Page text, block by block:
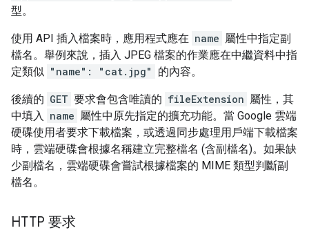
型。
使用 API 插入檔案時，應用程式應在 name 屬性中指定副
檔名。舉例來說，插入 JPEG 檔案的作業應在中繼資料中指
定類似 "name": "cat.jpg" 的內容。
後續的 GET 要求會包含唯讀的 fileExtension 屬性，其
中填入 name 屬性中原先指定的擴充功能。當 Google 雲端
硬碟使用者要求下載檔案，或透過同步處理用戶端下載檔案
時，雲端硬碟會根據名稱建立完整檔名 (含副檔名)。如果缺
少副檔名，雲端硬碟會嘗試根據檔案的 MIME 類型判斷副
檔名。
HTTP 要求